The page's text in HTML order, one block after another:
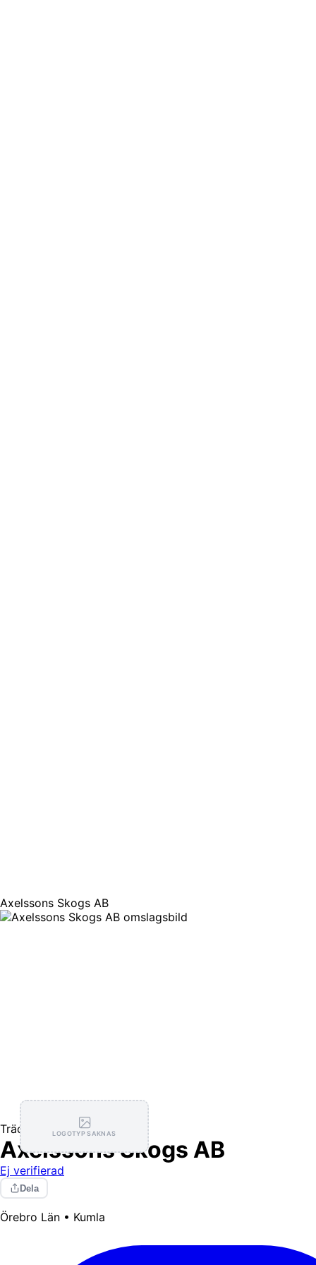
Axelssons Skogs AB
LOGOTYP SAKNAS
Trädfällning / Arborist
Axelssons Skogs AB
Ej verifierad
Dela
Örebro Län • Kumla